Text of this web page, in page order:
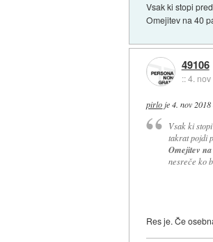
Vsak ki stopi
Omejitev na 40
49106
::4.
pirloje4. nov
Vsak ki
takrat pojdi
Omejitev na
nesreče ko
Res je. Če